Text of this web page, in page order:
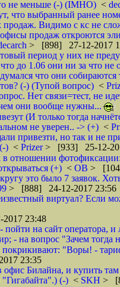
не меньше (-) (IMHO) <
что выбранный ранее
продаж. Видимо с кс не
продаж откроются
> [898] 27-12-2017
период у них не
до 1.06 они ни за что не
что они
(-) (Тупой вопрос) <
Нет связи=тест, не
они вообще нужны...
(И только тогда
не уверен.. -> (+) <
привезти, но так и не
(-) < Prizer> [933] 25-12-
в отношении
(+) < ОВ >
это было 7 заявок.
> [888] 24-12-2017 23:56
виртуал? Если
23:48
на сайт оператора,
- на вопрос "Зачем тогда
покрикивают: "Воры! -
23:35
Билайна, и купить
(-) < SKH >